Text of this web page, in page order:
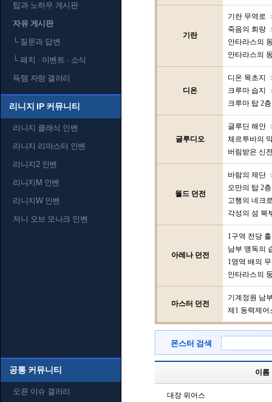
팁과 노하우 게시판
자유 게시판
└질문과 답변
└패치 · 이벤트 · 소식
득템 자랑 갤러리
리니지 IP 커뮤니티
리니지 클래식 인벤
리니지 리마스터 인벤
리니지2 인벤
리니지M 인벤
리니지W 인벤
저니 오브 모나크 인벤
공통 커뮤니티
오픈 이슈 갤러리
기란
기란 무역로
죽음의 회랑
안타라스의
안타라스의
디온
디온 목초지
크루마 습지
크루마 탑 2층
글루디오
글루딘 해안
체르투바의
버림받은 신
월드 던전
바람의 제단
오만의 탑 2층
고행의 네크
각성의 섬 북
아레나 던전
1구역 전당 홀
남부 맹독의
1영역 배의
안타라스의
마스터 던전
기계정원 남
제1 동력제어
몬스터 검색
이름
대장 위어스